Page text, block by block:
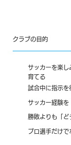
クラブの目的
サッカーを楽し
育てる
試合中に指示を
サッカー経験を
勝敗よりも「ど
プロ選手だけで